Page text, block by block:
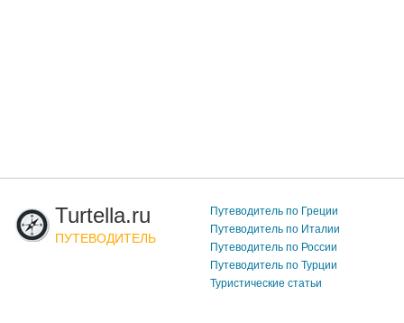
Turtella.ru
ПУТЕВОДИТЕЛЬ
Путеводитель по Греции
Путеводитель по Италии
Путеводитель по России
Путеводитель по Турции
Туристические статьи